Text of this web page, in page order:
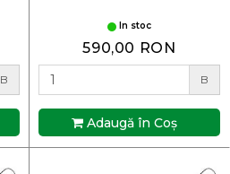
B
In stoc
590,00 RON
B
Adaugă în Coş